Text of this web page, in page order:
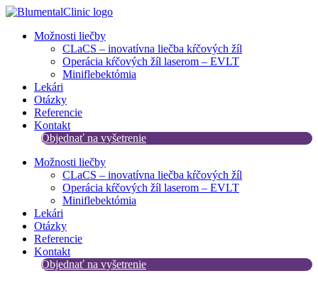
Preskočiť
obsah
Možnosti liečby
CLaCS – inovatívna liečba kŕčových žíl​
Operácia kŕčových žíl laserom – EVLT
Miniflebektómia
Lekári
Otázky
Referencie
Kontakt
Objednať na vyšetrenie
Možnosti liečby
CLaCS – inovatívna liečba kŕčových žíl​
Operácia kŕčových žíl laserom – EVLT
Miniflebektómia
Lekári
Otázky
Referencie
Kontakt
Objednať na vyšetrenie